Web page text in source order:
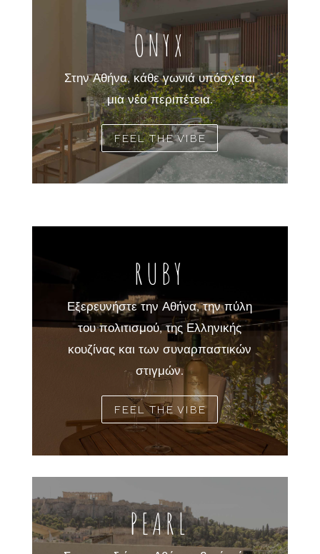
ONYX
Στην Αθήνα, κάθε γωνιά υπόσχεται
μια νέα περιπέτεια.
FEEL THE VIBE
RUBY
Εξερευνήστε την Αθήνα, την πύλη
του πολιτισμού, της Ελληνικής
κουζίνας και των συναρπαστικών
στιγμών.
FEEL THE VIBE
PEARL